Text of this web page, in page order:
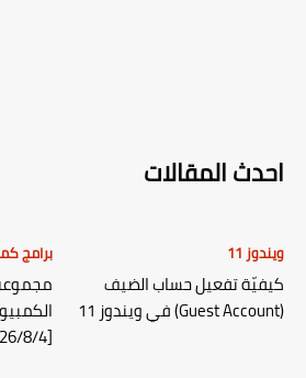
احدث المقالات
ويندوز 11
كيفيّة تفعيل حساب الضيف
(Guest Account) في ويندوز 11
برامج
[26/8/4]